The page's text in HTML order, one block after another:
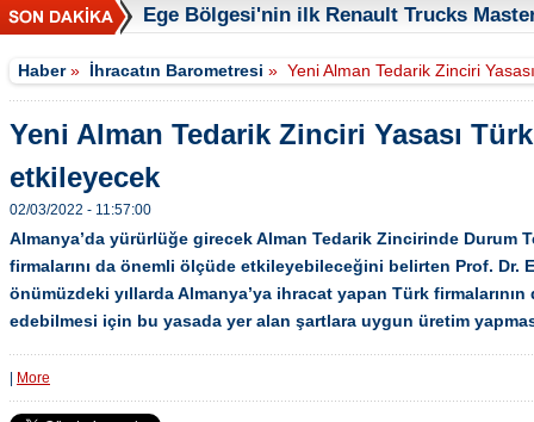
Ege Bölgesi'nin ilk Renault Trucks
Haber» İhracatın Barometresi »Yeni Alman Tedarik Zinciri
Yeni Alman Tedarik Zinciri Yasası Türk
etkileyecek
02/03/2022 - 11:57:00
Almanya’da yürürlüğe girecek Alman Tedarik Zincirinde Durum
firmalarını da önemli ölçüde etkileyebileceğini belirten Prof. Dr.
önümüzdeki yıllarda Almanya’ya ihracat yapan Türk
edebilmesi için bu yasada yer alan şartlara uygun üretim
More